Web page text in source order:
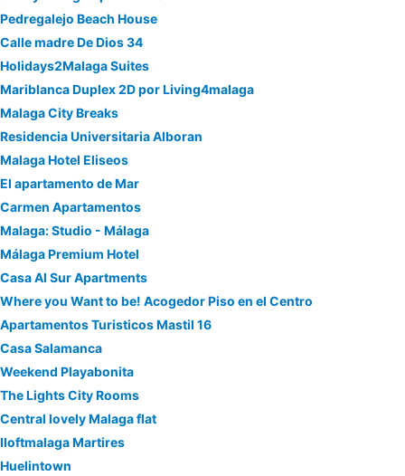
Pedregalejo Beach House
Calle madre De Dios 34
Holidays2Malaga Suites
Mariblanca Duplex 2D por Living4malaga
Malaga City Breaks
Residencia Universitaria Alboran
Malaga Hotel Eliseos
El apartamento de Mar
Carmen Apartamentos
Malaga: Studio - Málaga
Málaga Premium Hotel
Casa Al Sur Apartments
Where you Want to be! Acogedor Piso en el Centro
Apartamentos Turisticos Mastil 16
Casa Salamanca
Weekend Playabonita
The Lights City Rooms
Central lovely Malaga flat
Iloftmalaga Martires
Huelintown